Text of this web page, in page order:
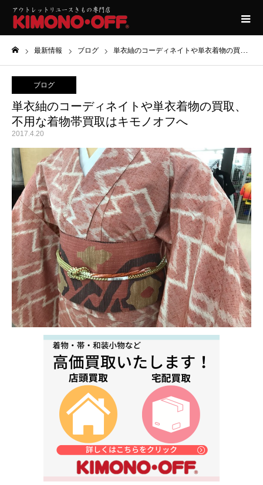
最新情報 ブログ 単衣紬のコーディネイトや単衣着物の買取、不用な着物帯買取はキモノオフへ
ブログ
単衣紬のコーディネイトや単衣着物の買取、
不用な着物帯買取はキモノオフへ
2017.4.20